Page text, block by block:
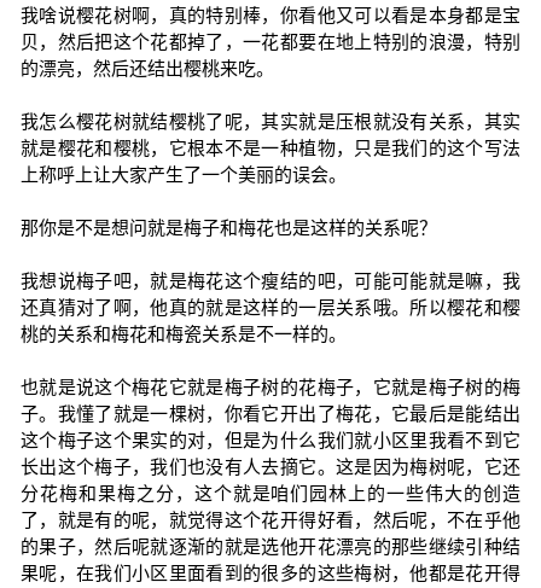
我啥说樱花树啊，真的特别棒，你看他又可以看是本身都是宝
贝，然后把这个花都掉了，一花都要在地上特别的浪漫，特别
的漂亮，然后还结出樱桃来吃。
我怎么樱花树就结樱桃了呢，其实就是压根就没有关系，其实
就是樱花和樱桃，它根本不是一种植物，只是我们的这个写法
上称呼上让大家产生了一个美丽的误会。
那你是不是想问就是梅子和梅花也是这样的关系呢？
我想说梅子吧，就是梅花这个瘦结的吧，可能可能就是嘛，我
还真猜对了啊，他真的就是这样的一层关系哦。所以樱花和樱
桃的关系和梅花和梅瓷关系是不一样的。
也就是说这个梅花它就是梅子树的花梅子，它就是梅子树的梅
子。我懂了就是一棵树，你看它开出了梅花，它最后是能结出
这个梅子这个果实的对，但是为什么我们就小区里我看不到它
长出这个梅子，我们也没有人去摘它。这是因为梅树呢，它还
分花梅和果梅之分，这个就是咱们园林上的一些伟大的创造
了，就是有的呢，就觉得这个花开得好看，然后呢，不在乎他
的果子，然后呢就逐渐的就是选他开花漂亮的那些继续引种结
果呢，在我们小区里面看到的很多的这些梅树，他都是花开得